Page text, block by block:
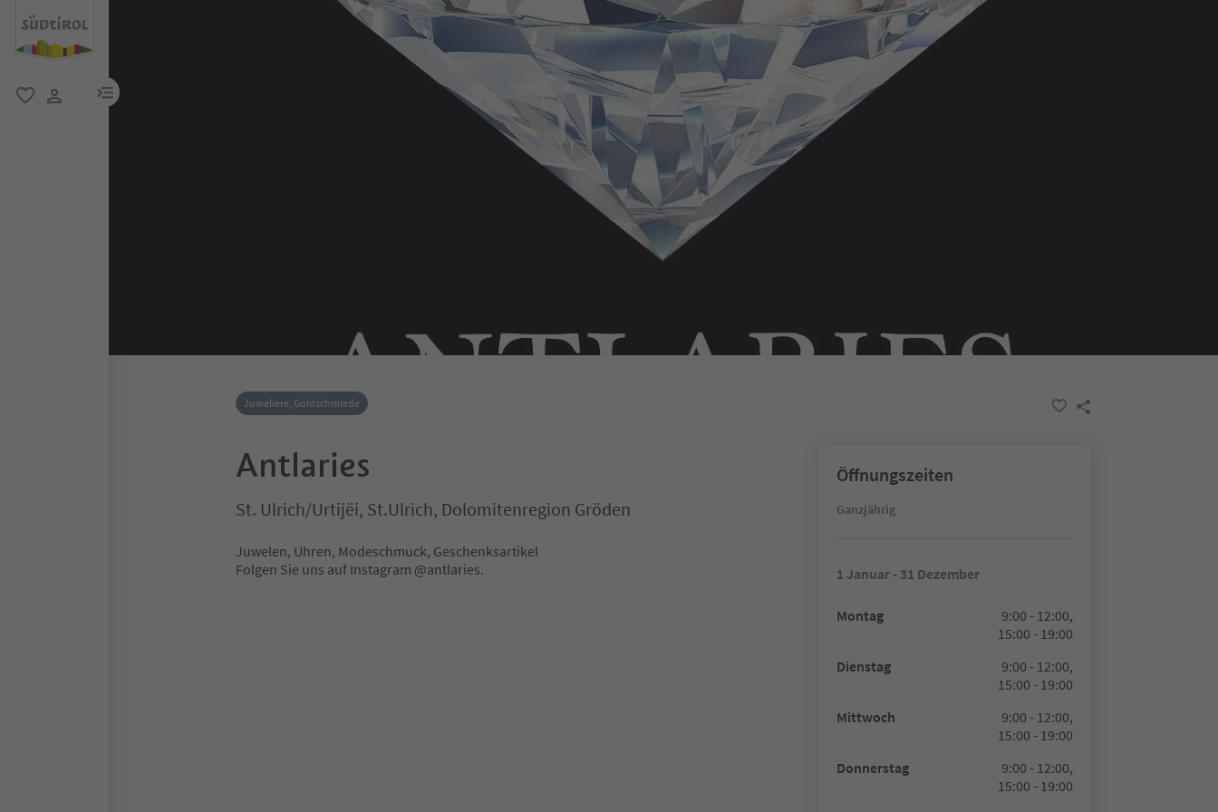
menu link
Juweliere, Goldschmiede
Antlaries
St. Ulrich/Urtijëi, St.Ulrich, Dolomitenregion Gröden
Juwelen, Uhren, Modeschmuck, Geschenksartikel
Folgen Sie uns auf Instagram @antlaries.
Öffnungszeiten
Ganzjährig
1 Januar - 31 Dezember
Montag
9:00 - 12:00,
15:00 - 19:00
Dienstag
9:00 - 12:00,
15:00 - 19:00
Mittwoch
9:00 - 12:00,
15:00 - 19:00
Donnerstag
9:00 - 12:00,
15:00 - 19:00